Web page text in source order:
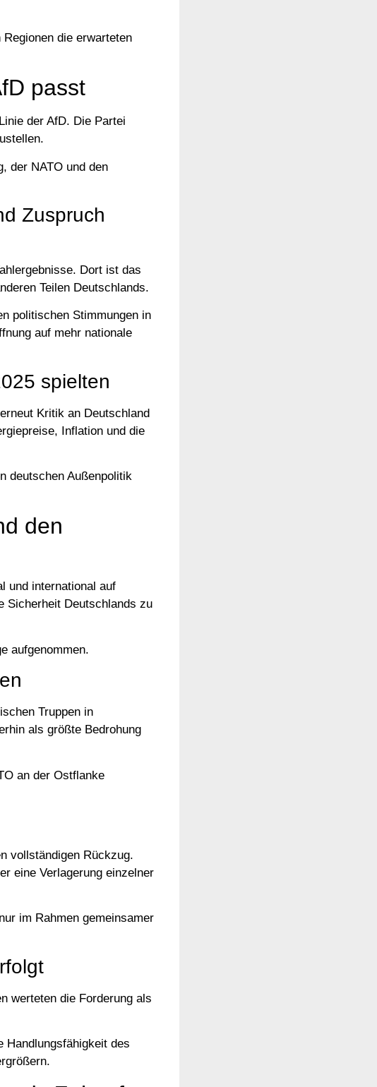
die erwarteten
passt
der AfD. Die Partei
der NATO und den
Zuspruch
Dort ist das
Teilen Deutschlands.
politischen Stimmungen in
auf mehr nationale
spielten
Kritik an Deutschland
Inflation und die
deutschen Außenpolitik
den
und international auf
Sicherheit Deutschlands zu
aufgenommen.
Truppen in
als größte Bedrohung
an der Ostflanke
vollständigen Rückzug.
eine Verlagerung einzelner
im Rahmen gemeinsamer
werteten die Forderung als
Handlungsfähigkeit des